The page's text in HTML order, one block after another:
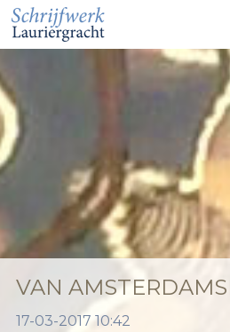
VAN
17-03-2017 10:42